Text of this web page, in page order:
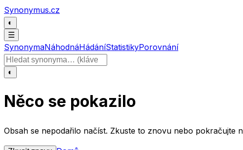
Přeskočit na obsah
Synonymus.cz
◐
☰
SynonymaNáhodnáHádáníStatistikyPorovnání
Hledat slovo
◐
Něco se pokazilo
Obsah se nepodařilo načíst. Zkuste to znovu nebo pokračujte